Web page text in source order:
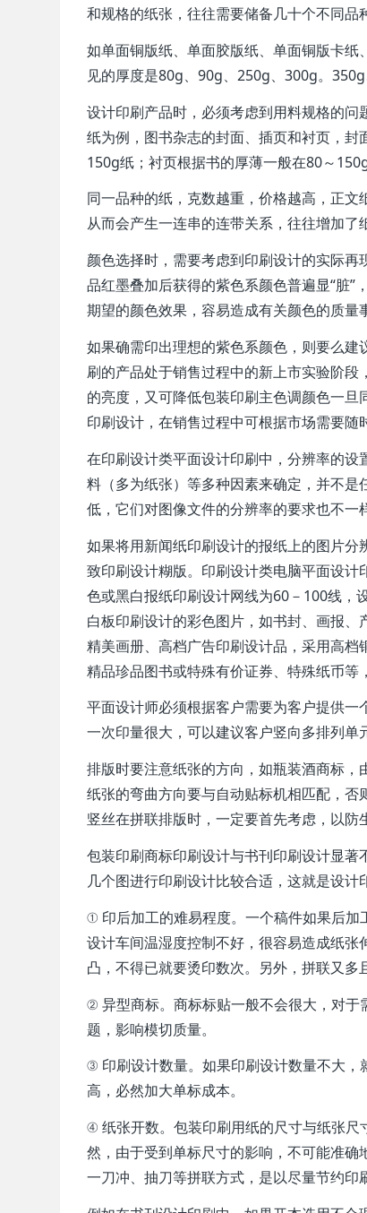
和规格的纸张，往往需要储备几十个不同品
如单面铜版纸、单面胶版纸、单面铜版卡
见的厚度是80g、90g、250g、300g。350g
设计印刷产品时，必须考虑到用料规格的
纸为例，图书杂志的封面、插页和衬页，
150g纸；衬页根据书的厚薄一般在80～150g
同一品种的纸，克数越重，价格越高，正
从而会产生一连串的连带关系，往往增加了
颜色选择时，需要考虑到印刷设计的实际
品红墨叠加后获得的紫色系颜色普遍显“脏
期望的颜色效果，容易造成有关颜色的质量
如果确需印出理想的紫色系颜色，则要么
刷的产品处于销售过程中的新上市实验阶
的亮度，又可降低包装印刷主色调颜色一
印刷设计，在销售过程中可根据市场需要随
在印刷设计类平面设计印刷中，分辨率的
料（多为纸张）等多种因素来确定，并不
低，它们对图像文件的分辨率的要求也不一
如果将用新闻纸印刷设计的报纸上的图片
致印刷设计糊版。印刷设计类电脑平面设
色或黑白报纸印刷设计网线为60－100线，
白板印刷设计的彩色图片，如书封、画报、
精美画册、高档广告印刷设计品，采用高
精品珍品图书或特殊有价证券、特殊纸币等
平面设计师必须根据客户需要为客户提供
一次印量很大，可以建议客户竖向多排列单
排版时要注意纸张的方向，如瓶装酒商标，
纸张的弯曲方向要与自动贴标机相匹配，
竖丝在拼联排版时，一定要首先考虑，以防
包装印刷商标印刷设计与书刊印刷设计显
几个图进行印刷设计比较合适，这就是设计
① 印后加工的难易程度。一个稿件如果后
设计车间温湿度控制不好，很容易造成纸
凸，不得已就要烫印数次。另外，拼联又多
② 异型商标。商标标贴一般不会很大，对
题，影响模切质量。
③ 印刷设计数量。如果印刷设计数量不大
高，必然加大单标成本。
④ 纸张开数。包装印刷用纸的尺寸与纸张
然，由于受到单标尺寸的影响，不可能准确
一刀冲、抽刀等拼联方式，是以尽量节约印